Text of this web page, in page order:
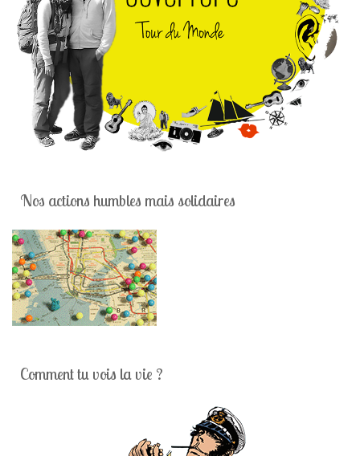
Nos actions humbles mais solidaires
Comment tu vois la vie ?